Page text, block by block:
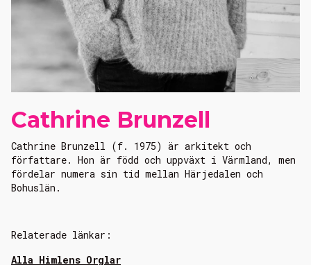
Cathrine Brunzell
Cathrine Brunzell (f. 1975) är arkitekt och
författare. Hon är född och uppväxt i Värmland, men
fördelar numera sin tid mellan Härjedalen och
Bohuslän.
Relaterade länkar:
Alla Himlens Orglar